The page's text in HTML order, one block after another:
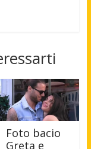
Foto bacio
Greta e